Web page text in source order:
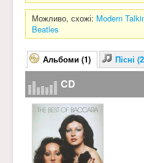
Можливо, схожі: Modern
Beatles
Альбоми (1) Пісні
CD